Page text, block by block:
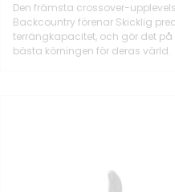
Den främsta crossover-
Backcountry förenar Skicklig
terrängkapacitet, och gör det
bästa körningen för deras värld.